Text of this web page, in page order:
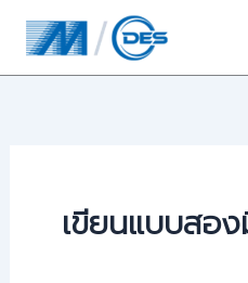
content
เขียนแบบสอ